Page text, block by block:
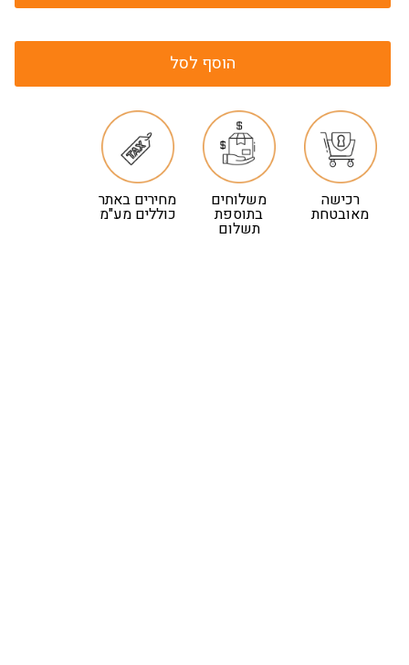
הוסף לסל
רכישה
מאובטחת
משלוחים
בתוספת
תשלום
מחירים באתר
כוללים מע"מ